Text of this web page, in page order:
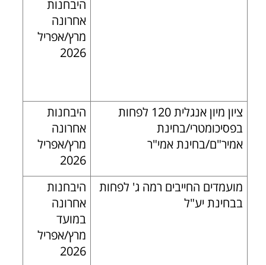
היבחנות
אחרונה
מרץ/אפריל
2026
ציון מיון אנגלית 120 לפחות
בפסיכומטרי/בחינת
אמיר"ם/בחינת אמי"ר
היבחנות
אחרונה
מרץ/אפריל
2026
מועמדים החייבים רמה ג' לפחות
בבחינת יע"ל
היבחנות
אחרונה
במועד
מרץ/אפריל
2026